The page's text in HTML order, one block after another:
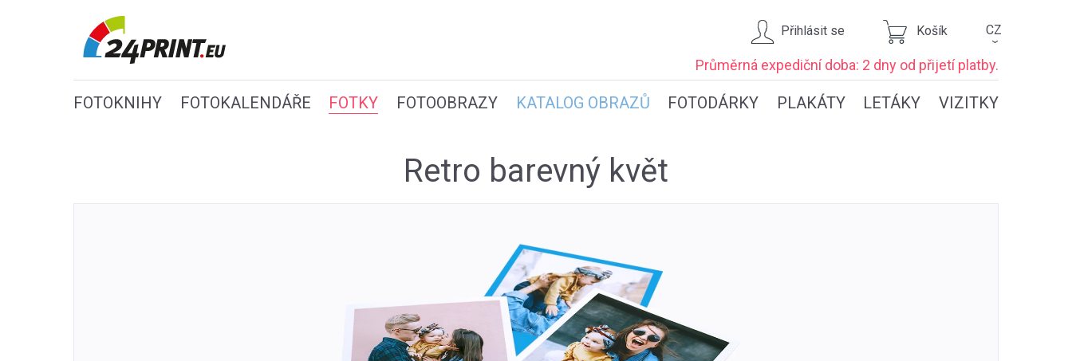
Přihlásit se Košík CZ
›
Průměrná expedičnídoba: 2 dny od přijetí platby.
FOTOKNIHY FOTOKALENDÁŘE FOTKY FOTOOBRAZY KATALOG OBRAZŮ FOTODÁRKY PLAKÁTY LETÁKY VIZITKY
Retro barevný květ